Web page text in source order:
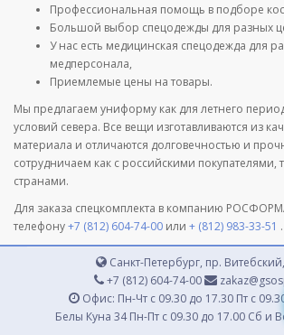
Профессиональная помощь в подборе
Большой выбор спецодежды для разных
У нас есть медицинская спецодежда для
медперсонала,
Приемлемые цены на товары.
Мы предлагаем униформу как для летнего
условий севера. Все вещи изготавливаются из
материала и отличаются долговечностью и
сотрудничаем как с российскими покупателями,
странами.
Для заказа спецкомплекта в компанию
телефону+7 (812) 604-74-00 или + (812) 983-33-51 .
Санкт-Петербург, пр.
+7 (812) 604-74-00
Офис: Пн-Чт с 09.30 до 17.30 Пт с
Белы Куна 34 Пн-Пт с 09.30 до 17.00 Сб и